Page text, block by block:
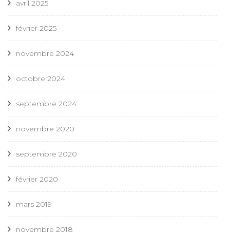
avril 2025
février 2025
novembre 2024
octobre 2024
septembre 2024
novembre 2020
septembre 2020
février 2020
mars 2019
novembre 2018